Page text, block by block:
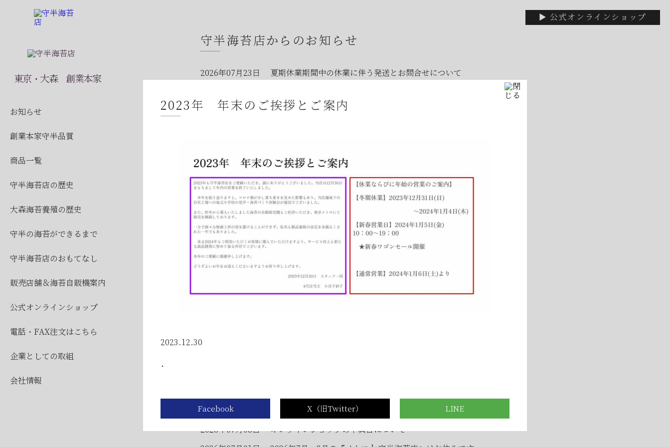
守半海苔店からのお知らせ
2026年07月23日
夏期休業期間中の休業に伴う発送とお問合せについて
2026年07月08日
オンラインショップの不具合について
2026年06月05日
2026年お中元時期の日曜日店舗営業のお知らせ
2026年06月03日
JR大森駅開業150年記念イベントのお知らせ
2026年05月23日
6月のメトロde守半海苔店は ”麻布十番” です！
2026年05月23日
6月のメトロde守半海苔店は ”麻布十番” です！
2026年05月23日
【2026年6月ワゴンセール開催のお知らせ】
... ▶
2026年07月23日
【８月の夏季休業日とワゴンセールのお知らせ】
2026年07月08日
オンラインショップの不具合について
東京・大森 創業本家
お知らせ
創業本家守半品質
商品一覧
守半海苔店の歴史
大森海苔養殖の歴史
守半の海苔ができるまで
守半海苔店のおもてなし
販売店舗＆海苔自販機案内
公式オンラインショップ
電話・FAX注文はこちら
企業としての取組
会社情報
▶ 公式オンラインショップ
2023年 年末のご挨拶とご案内
2023.12.30
･